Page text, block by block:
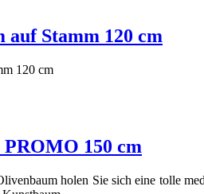
Stamm 120 cm
120 cm
150 cm
holen Sie sich eine tolle